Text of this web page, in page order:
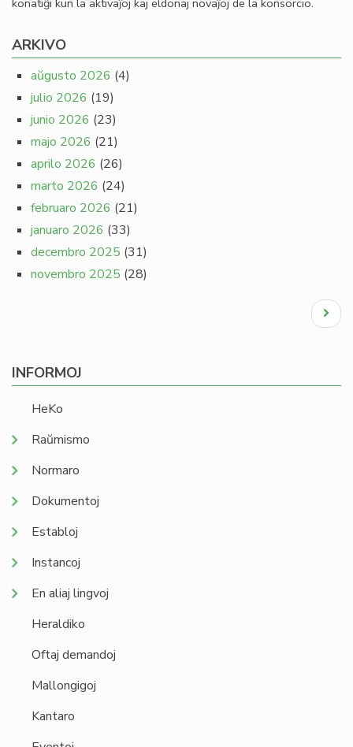
konatiĝi kun la aktivaĵoj kaj eldonaj novaĵoj de la konsorcio.
ARKIVO
aŭgusto 2026 (4)
julio 2026 (19)
junio 2026 (23)
majo 2026 (21)
aprilo 2026 (26)
marto 2026 (24)
februaro 2026 (21)
januaro 2026 (33)
decembro 2025 (31)
novembro 2025 (28)
Next
page
INFORMOJ
HeKo
Raŭmismo
Normaro
Dokumentoj
Establoj
Instancoj
En aliaj lingvoj
Heraldiko
Oftaj demandoj
Mallongigoj
Kantaro